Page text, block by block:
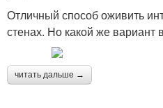
Отличный способ оживить
стенах. Но какой же вариант
читать дальше →